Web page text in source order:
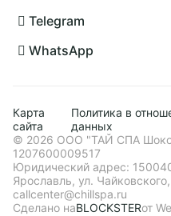
Telegram
WhatsApp
Карта
сайта
Политика в
данных
©️ 2026 ООО "ТАЙ СПА
1207600009517
Юридический адрес:
Ярославль, ул.
callcenter@chillspa.ru
Сделано наBLOCKSTERот